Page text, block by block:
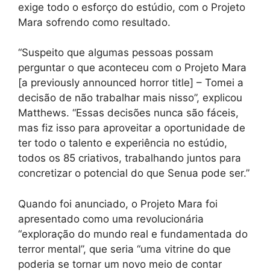
exige todo o esforço do estúdio, com o Projeto
Mara sofrendo como resultado.
“Suspeito que algumas pessoas possam
perguntar o que aconteceu com o Projeto Mara
[a previously announced horror title] – Tomei a
decisão de não trabalhar mais nisso”, explicou
Matthews. “Essas decisões nunca são fáceis,
mas fiz isso para aproveitar a oportunidade de
ter todo o talento e experiência no estúdio,
todos os 85 criativos, trabalhando juntos para
concretizar o potencial do que Senua pode ser.”
Quando foi anunciado, o Projeto Mara foi
apresentado como uma revolucionária
“exploração do mundo real e fundamentada do
terror mental”, que seria “uma vitrine do que
poderia se tornar um novo meio de contar